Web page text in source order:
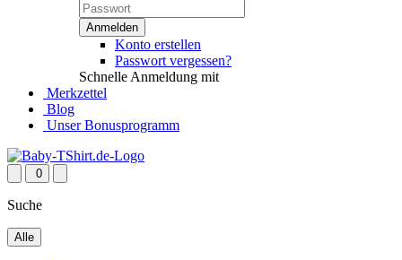
Konto erstellen
Passwort vergessen?
Schnelle Anmeldung mit
Merkzettel
Blog
Unser Bonusprogramm
0
Suche
Alle